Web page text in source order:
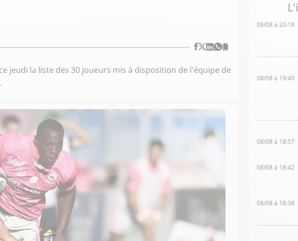
jeudi la liste des 30 joueurs mis à disposition de l'équipe de
08/08 à 20:18
08/08 à 19:40
08/08 à 18:57
08/08 à 18:42
08/08 à 18:38